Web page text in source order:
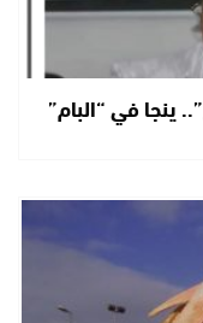
ينجا في “البام”